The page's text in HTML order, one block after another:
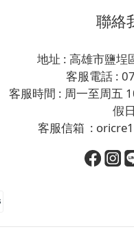
聯絡
地址 : 高雄市鹽埕
客服電話 :
客服時間 : 周一至周五
假
客服信箱 :